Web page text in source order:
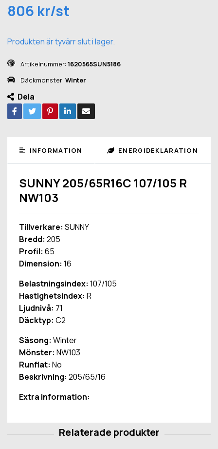
806 kr/st
Produkten är tyvärr slut i lager.
Artikelnummer: 1620565SUN5186
Däckmönster: Winter
Dela
INFORMATION ENERGIDEKLARATION
SUNNY 205/65R16C 107/105 R
NW103
Tillverkare: SUNNY
Bredd: 205
Profil: 65
Dimension: 16
Belastningsindex: 107/105
Hastighetsindex: R
Ljudnivå: 71
Däcktyp: C2
Säsong: Winter
Mönster: NW103
Runflat: No
Beskrivning: 205/65/16
Extra information: